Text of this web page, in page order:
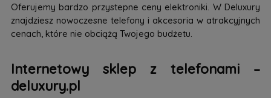
Oferujemy bardzo przystepne ceny elektroniki. W Deluxury
znajdziesz nowoczesne telefony i akcesoria w atrakcyjnych
cenach, które nie obciążą Twojego budżetu.
Internetowy sklep z telefonami –
deluxury.pl